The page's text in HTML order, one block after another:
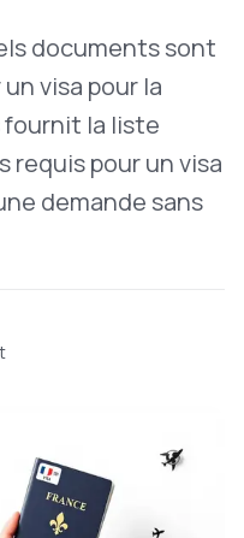
documents sont
visa pour la
fournit la liste
pour un visa
demande sans